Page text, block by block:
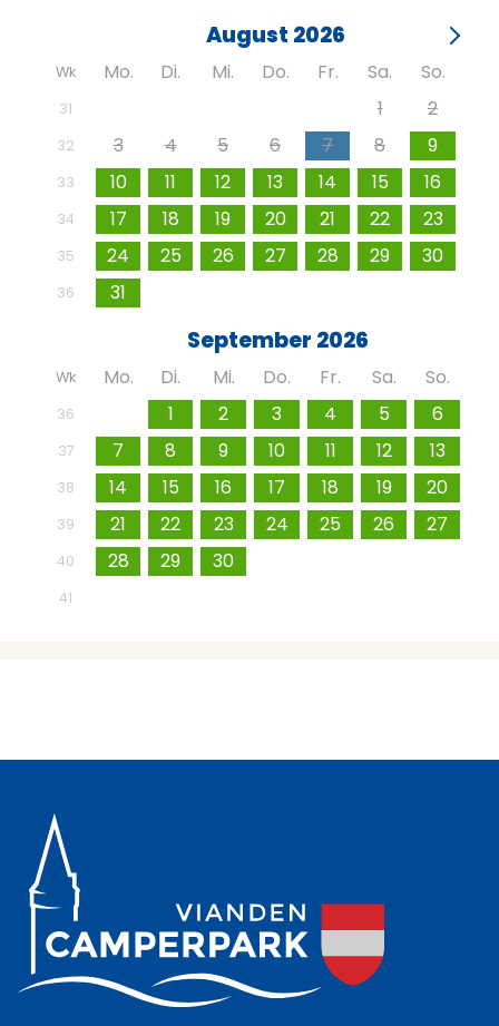
August 2026
Wk Mo. Di. Mi. Do. Fr. Sa. So.
31 1 2
32 3 4 5 6 7 8 9
33 10 11 12 13 14 15 16
34 17 18 19 20 21 22 23
35 24 25 26 27 28 29 30
36 31
September 2026
Wk Mo. Di. Mi. Do. Fr. Sa. So.
36 1 2 3 4 5 6
37 7 8 9 10 11 12 13
38 14 15 16 17 18 19 20
39 21 22 23 24 25 26 27
40 28 29 30
41